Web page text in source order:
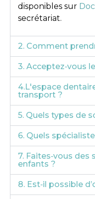
disponibles sur
secrétariat.
2. Comment
3. Acceptez‑vous
4.L'espace
transport ?
5. Quels types de
6. Quels
7. Faites‑vous
enfants ?
8. Est‑il possible